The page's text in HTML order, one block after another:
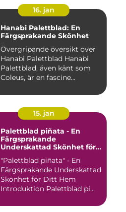
16. jan
Hanabi Palettblad: En
Färgsprakande Skönhet
Övergripande översikt över
Hanabi Palettblad Hanabi
Palettblad, även känt som
Coleus, är en fascine...
15. jan
Palettblad piñata - En
Färgsprakande
Underskattad Skönhet för
"Palettblad piñata" - En
Färgsprakande Underskattad
Skönhet för Ditt Hem
Introduktion Palettblad pi...